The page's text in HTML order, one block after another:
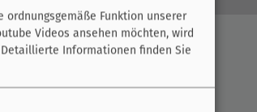
mehr
es uns
Funktion unserer
Videos ansehen möchten, wird
Detaillierte Informationen finden Sie